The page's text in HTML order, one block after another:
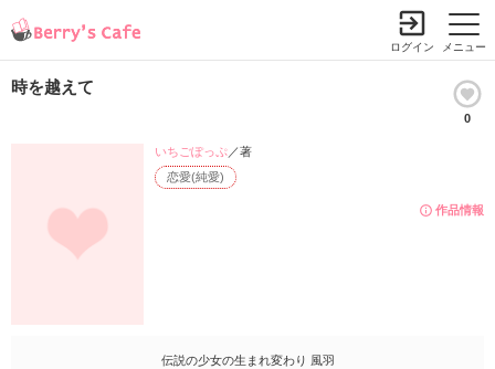
メニュー
ログイン
時を越えて
0
作品情報
恋愛(純愛)
いちごぽっぷ／著
伝説の少女の生まれ変わり 風羽